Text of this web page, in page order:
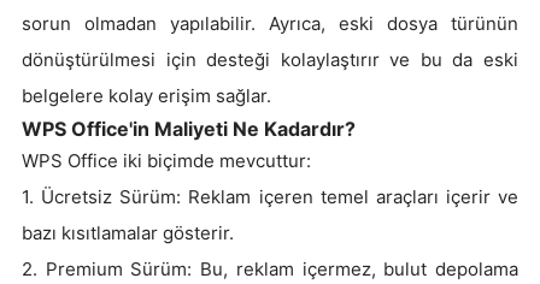
sorun olmadan yapılabilir. Ayrıca, eski dosya türünün
dönüştürülmesi için desteği kolaylaştırır ve bu da eski
belgelere kolay erişim sağlar.
WPS Office'in Maliyeti Ne Kadardır?
WPS Office iki biçimde mevcuttur:
1. Ücretsiz Sürüm: Reklam içeren temel araçları içerir ve
bazı kısıtlamalar gösterir.
2. Premium Sürüm: Bu, reklam içermez, bulut depolama